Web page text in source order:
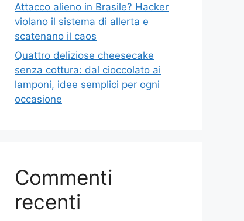
Attacco alieno in Brasile? Hacker
violano il sistema di allerta e
scatenano il caos
Quattro deliziose cheesecake
senza cottura: dal cioccolato ai
lamponi, idee semplici per ogni
occasione
Commenti
recenti